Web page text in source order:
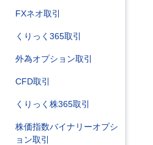
FXネオ取引
くりっく365取引
外為オプション取引
CFD取引
くりっく株365取引
株価指数バイナリーオプシ
ョン取引